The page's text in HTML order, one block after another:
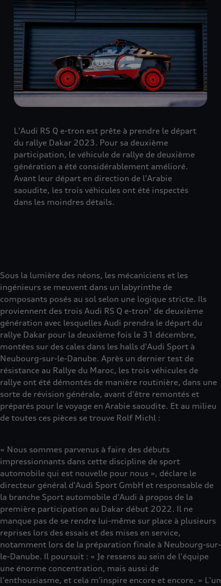
L'Audi RS Q e-tron est prête à prendre le départ
du rallye Dakar 2023. Pour sa deuxième
participation, le véhicule de rallye de deuxième
génération a été considérablement amélioré.
Avant leur départ en direction de l'Arabie
saoudite, les trois véhicules ont été inspectés
dans les moindres détails.
Sous la lumière des néons, les mécaniciens et les
ingénieurs se meuvent dans un labyrinthe de
composants posés au sol selon une logique stricte. Ils
proviennent des trois Audi RS Q e-tron¹ de deuxième
génération avec lesquelles Audi prendra le départ du
rallye Dakar pour la deuxième fois le 31 décembre,
montées sur des cales dans les halls d'Audi Sport à
Neubourg-sur-le-Danube. Après un dernier test de
résistance au Rallye du Maroc, les trois véhicules de
rallye ont été démontés de manière routinière, dans une
sorte de révision générale, avant d'être remontés et
préparés pour le voyage en Arabie saoudite. Et au milieu
de toutes ces pièces se trouve Rolf Michl :
« Nous sommes parvenus à faire des débuts
impressionnants dans cette discipline de sport
automobile qui est nouvelle pour nous », déclare le
directeur général d'Audi Sport GmbH et responsable de
la branche Sport automobile d'Audi à propos de la
première participation au Dakar début 2022. Il ne
manque pas de se rendre lui-même sur place à plusieurs
reprises lors des essais et des mises en service,
notamment lors de la préparation finale à Neubourg-sur-
le-Danube. Il poursuit : « Je ressens au sein de l'équipe
une énorme concentration, mais aussi de
l'enthousiasme, et cela m'inspire encore et encore. » L'un